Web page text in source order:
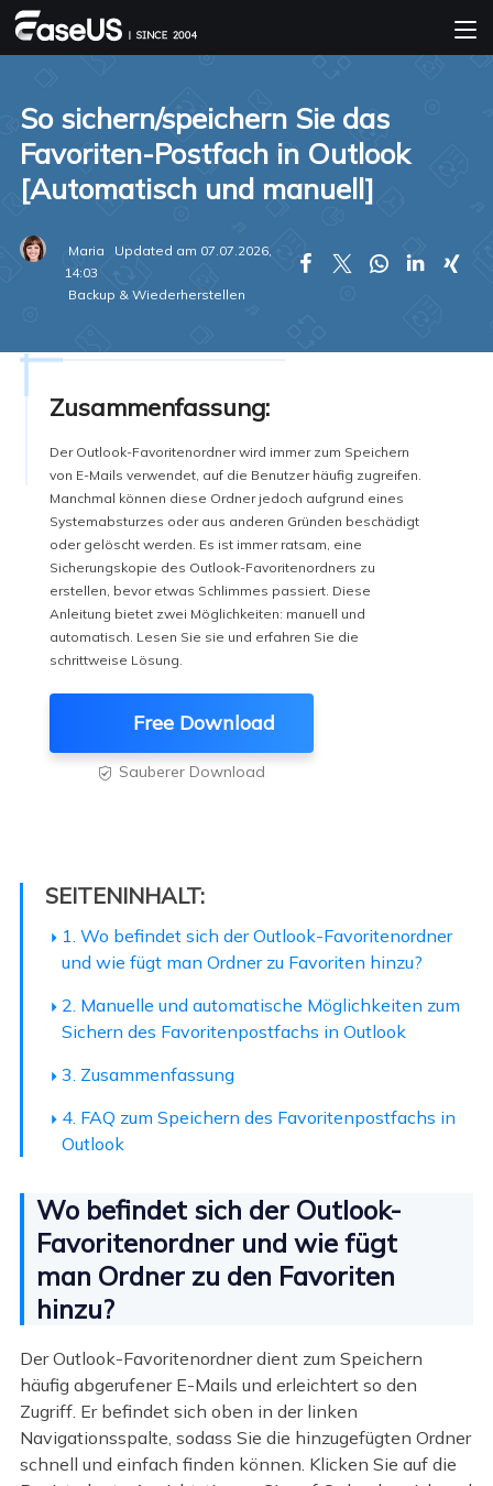
So sichern/speichern Sie das
Favoriten-Postfach in Outlook
[Automatisch und manuell]
Maria
Updated am 07.07.2026,
14:03
Backup & Wiederherstellen
    
Zusammenfassung:
Der Outlook-Favoritenordner wird immer zum Speichern
von E-Mails verwendet, auf die Benutzer häufig zugreifen.
Manchmal können diese Ordner jedoch aufgrund eines
Systemabsturzes oder aus anderen Gründen beschädigt
oder gelöscht werden. Es ist immer ratsam, eine
Sicherungskopie des Outlook-Favoritenordners zu
erstellen, bevor etwas Schlimmes passiert. Diese
Anleitung bietet zwei Möglichkeiten: manuell und
automatisch. Lesen Sie sie und erfahren Sie die
schrittweise Lösung.
Free Download
 Sauberer Download
SEITENINHALT:
1. Wo befindet sich der Outlook-Favoritenordner
und wie fügt man Ordner zu Favoriten hinzu?
2. Manuelle und automatische Möglichkeiten zum
Sichern des Favoritenpostfachs in Outlook
3. Zusammenfassung
4. FAQ zum Speichern des Favoritenpostfachs in
Outlook
Wo befindet sich der Outlook-
Favoritenordner und wie fügt
man Ordner zu den Favoriten
hinzu?
Der Outlook-Favoritenordner dient zum Speichern
häufig abgerufener E-Mails und erleichtert so den
Zugriff. Er befindet sich oben in der linken
Navigationsspalte, sodass Sie die hinzugefügten Ordner
schnell und einfach finden können. Klicken Sie auf die